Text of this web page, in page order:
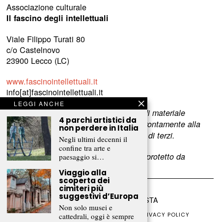
Associazione culturale
Il fascino degli intellettuali
Viale Filippo Turati 80
c/o Castelnovo
23900 Lecco (LC)
www.fascinointellettuali.it
info[at]fascinointellettuali.it
Per segnalare eventuali errori nell’uso di materiale
riservato, scriveteci e provvederemo prontamente alla
rimozione del materiale lesivo dei diritti di terzi.
L’intero contenuto di questo sito web è protetto da
copyright.
©2026FRAMMENTI RIVISTA
CHI SIAMO FR CLUB COLLABORA
PRIVACY POLICY
LEGGI ANCHE
4 parchi artistici da
non perdere in Italia
Negli ultimi decenni il
confine tra arte e
paesaggio si…
Viaggio alla
scoperta dei
cimiteri più
suggestivi d’Europa
Non solo musei e
cattedrali, oggi è sempre